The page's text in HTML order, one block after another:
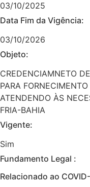
03/10/2025
Data Fim da Vigência:
03/10/2026
Objeto:
CREDENCIAMNETO
PARA
ATENDENDO ÀS
FRIA-BAHIA
Vigente:
Sim
Fundamento Legal :​
Relacionado ao